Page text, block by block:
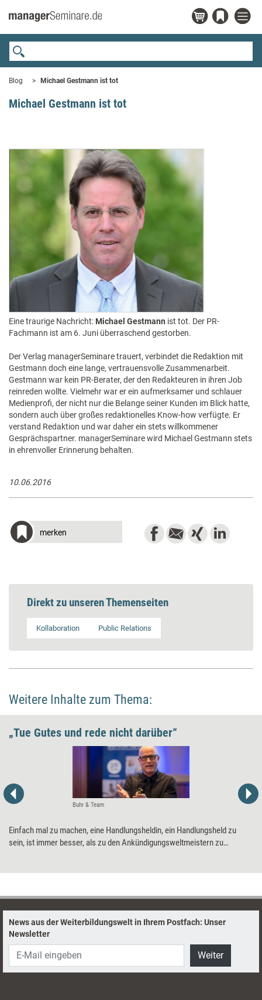
Blog Michael Gestmann ist tot
Michael Gestmann ist tot
Eine traurige Nachricht: Michael Gestmann ist tot. Der PR-
Fachmann ist am 6. Juni überraschend gestorben.
Der Verlag managerSeminare trauert, verbindet die Redaktion mit
Gestmann doch eine lange, vertrauensvolle Zusammenarbeit.
Gestmann war kein PR-Berater, der den Redakteuren in ihren Job
reinreden wollte. Vielmehr war er ein aufmerksamer und schlauer
Medienprofi, der nicht nur die Belange seiner Kunden im Blick hatte,
sondern auch über großes redaktionelles Know-how verfügte. Er
verstand Redaktion und war daher ein stets willkommener
Gesprächspartner. managerSeminare wird Michael Gestmann stets
in ehrenvoller Erinnerung behalten.
10.06.2016
merken
Direkt zu unseren Themenseiten
Kollaboration Public Relations
Weitere Inhalte zum Thema:
„Tue Gutes und rede nicht darüber“
Buhr & Team
Einfach mal zu machen, eine Handlungsheldin, ein Handlungsheld zu
sein, ist immer besser, als zu den Ankündigungsweltmeistern zu
News aus der Weiterbildungswelt in Ihrem Postfach: Unser
Newsletter
Weiter